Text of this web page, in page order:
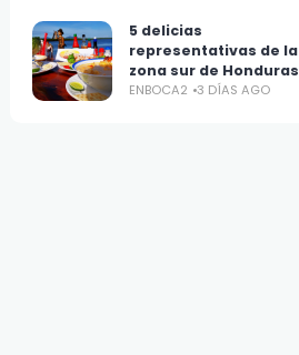
5 delicias
representativas de la
zona sur de Honduras
ENBOCA2 3 DÍAS AGO